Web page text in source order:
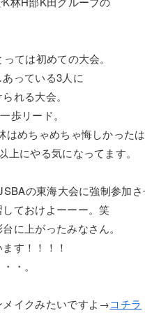
ては初めての大会。
っている3人に
れる大会。
歩リード。
はめちゃめちゃ悔しかったは
上にやる気になってます。
の東海大会に強制参加
ておけよーーー。笑
に上がったみなさん。
す！！！！
・。
メイクみたいですよ→コチラ